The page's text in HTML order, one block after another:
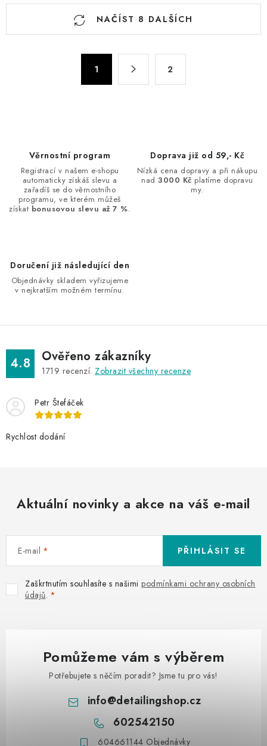
O
v
s
NAČÍST 8 DALŠÍCH
1 2
Věrnostní program
Registrací v našem e-shopu
automaticky získáš slevu a
zařadíš se do věrnostního
programu, ve kterém můžeš
získat bonusovou slevu až 7 %.
Doprava již od 59,- Kč
Nízká cena dopravy a při nákupu
nad3000 Kč platíme dopravu
my.
Doručení již následující den
Objednávky skladem vyřizujeme
v nejkratším možném termínu.
4.8 Ověřeno zákazníky
1719 recenzí. Zobrazit všechny recenze
Petr Štefáček
Rychlost dodání
Aktuální novinky a akce na váš e-mail
E-mail
Zaškrtnutím souhlasíte s našimi podmínkami ochrany osobních
údajů.
PŘIHLÁSIT SE
Pomůžeme vám s výběrem
Potřebujete s něčím poradit? Jsme tu pro vás!
info@detailingshop.cz
602542150
604661144 Objednávky